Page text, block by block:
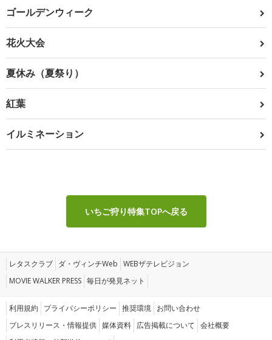
ゴールデンウィーク
花火大会
夏休み（夏祭り）
紅葉
イルミネーション
いちご狩り特集TOPへ戻る
レタスクラブ ダ・ヴィンチWeb WEBザテレビジョン
MOVIE WALKER PRESS 毎日が発見ネット
利用規約 プライバシーポリシー 推奨環境 お問い合わせ
プレスリリース・情報提供 媒体資料 広告掲載について 会社概要